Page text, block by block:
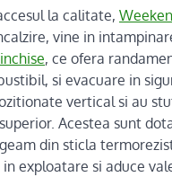
la calitate,
vine in
, ce ofera
si evacuare in
vertical si au
Acestea sunt
din sticla
exploatare si aduce